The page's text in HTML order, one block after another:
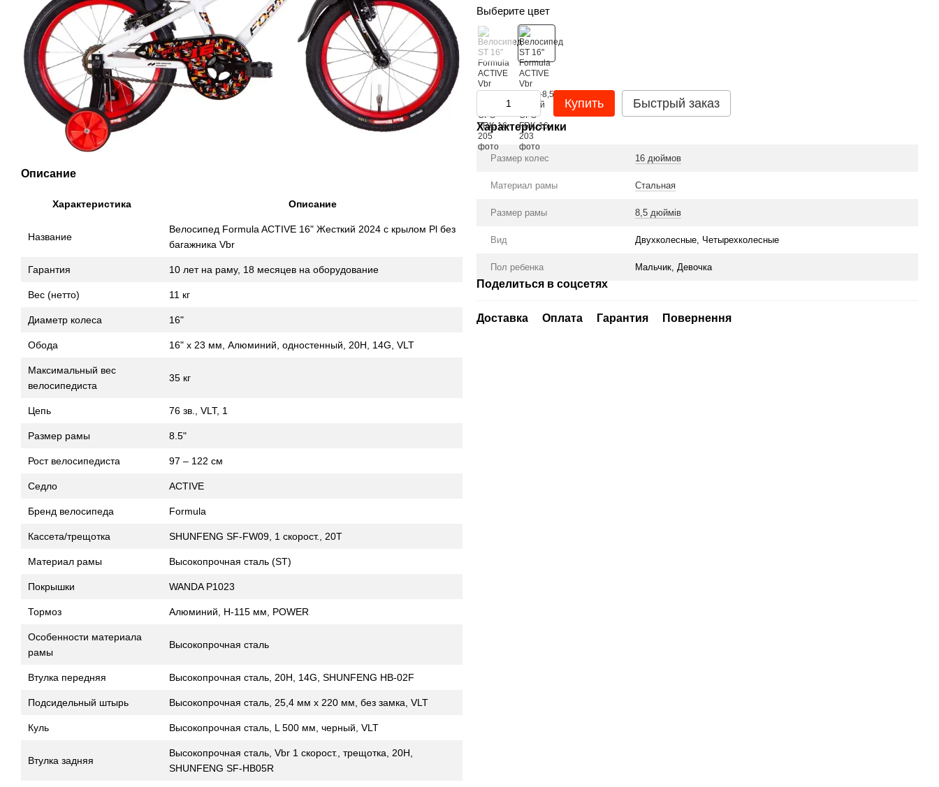
Описание
Характеристика Описание
Название
Велосипед Formula ACTIVE 16" Жесткий 2024 с крылом Pl без
багажника Vbr
Гарантия 10 лет на раму, 18 месяцев на оборудование
Вес (нетто) 11 кг
Диаметр колеса 16"
Обода 16" х 23 мм, Алюминий, одностенный, 20H, 14G, VLT
Максимальный вес
велосипедиста
35 кг
Цепь 76 зв., VLT, 1
Размер рамы 8.5"
Рост велосипедиста 97 – 122 см
Седло ACTIVE
Бренд велосипеда Formula
Кассета/трещотка SHUNFENG SF-FW09, 1 скорост., 20Т
Материал рамы Высокопрочная сталь (ST)
Покрышки WANDA P1023
Тормоз Алюминий, H-115 мм, POWER
Особенности материала
рамы
Высокопрочная сталь
Втулка передняя Высокопрочная сталь, 20H, 14G, SHUNFENG HB-02F
Подсидельный штырь Высокопрочная сталь, 25,4 мм х 220 мм, без замка, VLT
Куль Высокопрочная сталь, L 500 мм, черный, VLT
Втулка задняя
Высокопрочная сталь, Vbr 1 скорост., трещотка, 20H,
SHUNFENG SF-HB05R
Выберите цвет
Купить Быстрый заказ
Характеристики
Размер колес 16 дюймов
Материал рамы Стальная
Размер рамы 8,5 дюймів
Вид Двухколесные, Четырехколесные
Пол ребенка Мальчик, Девочка
Поделиться в соцсетях
Доставка Оплата Гарантия Повернення